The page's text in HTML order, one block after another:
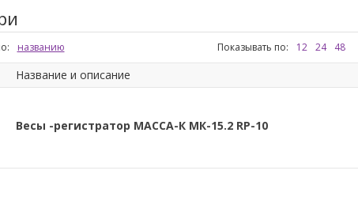
названию Показывать по: 12 24 48
Название и описание
Весы -регистратор МАССА-К МК-15.2 RP-10